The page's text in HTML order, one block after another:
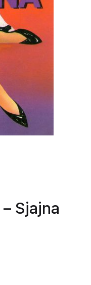
– Sjajna